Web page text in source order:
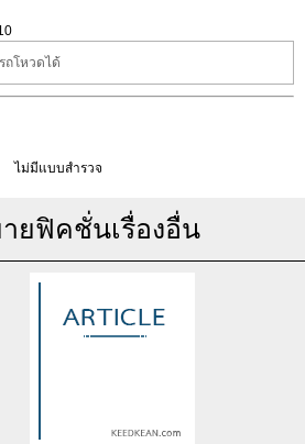
ถโหวดได้
ไม่มีแบบสำรวจ
ยฟิคชั่นเรื่องอื่น